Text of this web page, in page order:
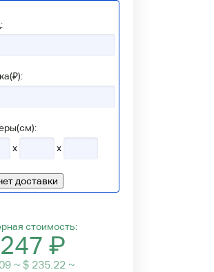
x
x
доставки
стоимость:
₽
~ $ 235.22 ~